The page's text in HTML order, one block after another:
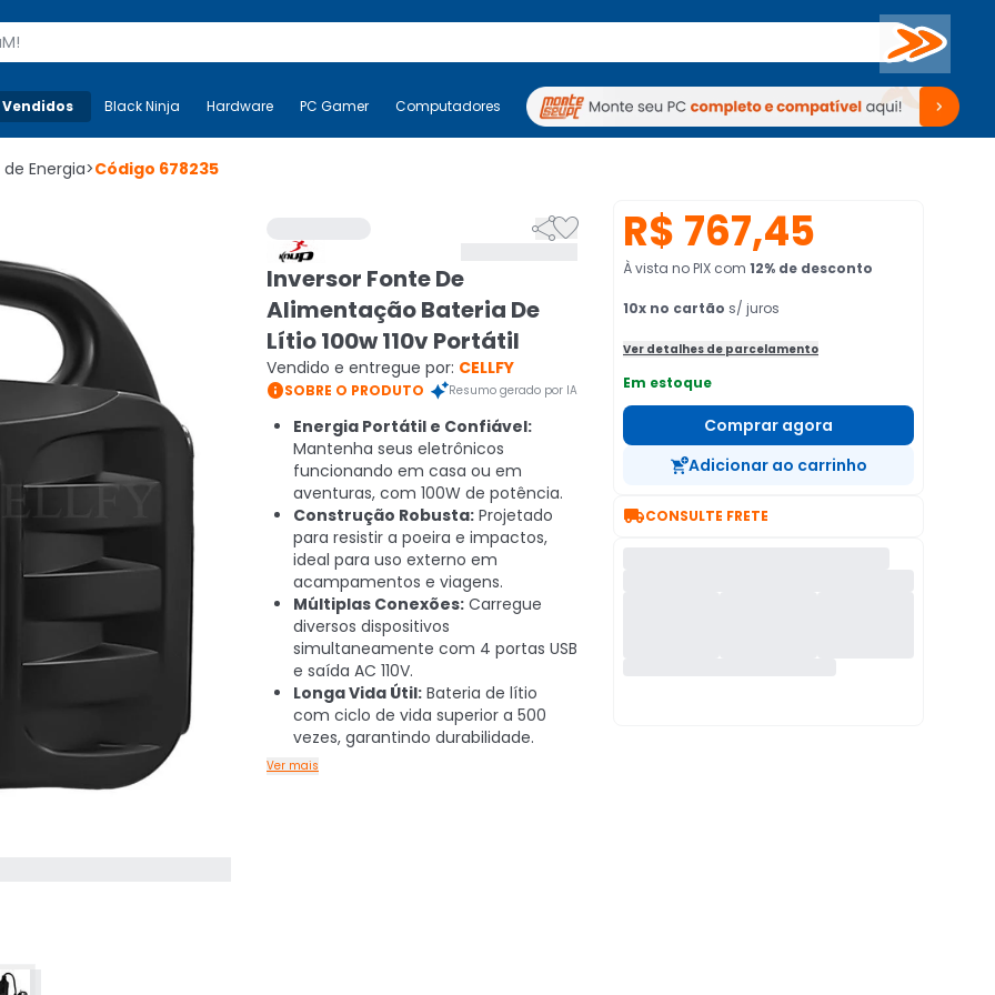
Buscar
Mais-v- Black Ninja Hardware PC Gamer Computadores Periféricos TV Venda no KaBuM!
Black Ninja Hardware PC Gamer Computadores Periféricos TV Venda no KaBuM!
Energia>Código 678235

Inversor Fonte De
Alimentação Bateria De
Lítio 100w 110v Portátil
Vendido e entregue por: CELLFY
SOBRE O PRODUTO Resumo gerado por IA
Energia Portátil e Confiável:
Mantenha seus eletrônicos
funcionando em casa ou em
aventuras, com 100W de potência.
Construção Robusta: Projetado
para resistir a poeira e impactos,
ideal para uso externo em
acampamentos e viagens.
Múltiplas Conexões: Carregue
diversos dispositivos
simultaneamente com 4 portas USB
e saída AC 110V.
Longa Vida Útil: Bateria de lítio
com ciclo de vida superior a 500
vezes, garantindo durabilidade.
Ver mais
R$ 767,45
À vista no PIX com 12% de desconto
10x no cartão s/ juros
Ver detalhes de parcelamento
Em estoque
Comprar agora
Adicionar ao carrinho
CONSULTE FRETE